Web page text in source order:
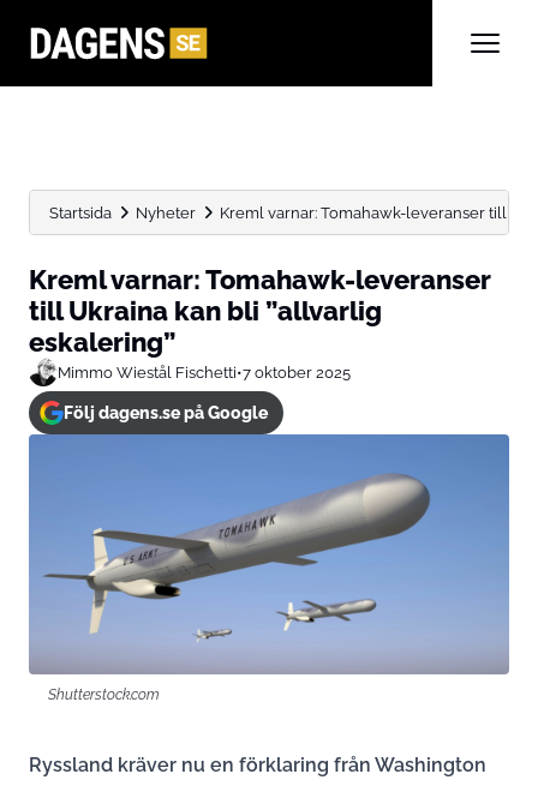
Startsida Nyheter Kreml varnar: Tomahawk-leveranser till
Kreml varnar: Tomahawk-leveranser
till Ukraina kan bli ”allvarlig
eskalering”
Mimmo Wiestål Fischetti•7 oktober 2025
Följ dagens.se på Google
Shutterstock.com
Ryssland kräver nu en förklaring från Washington